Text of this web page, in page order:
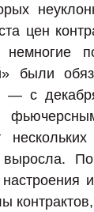
цен
были
— с
выросла.